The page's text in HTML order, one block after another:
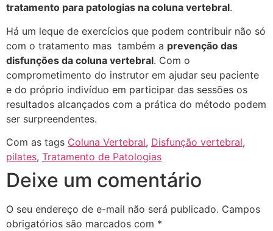
tratamento para patologias na coluna vertebral.
Há um leque de exercícios que podem contribuir não só
com o tratamento mas também a prevenção das
disfunções da coluna vertebral. Com o
comprometimento do instrutor em ajudar seu paciente
e do próprio indivíduo em participar das sessões os
resultados alcançados com a prática do método podem
ser surpreendentes.
Com as tags Coluna Vertebral, Disfunção vertebral,
pilates, Tratamento de Patologias
Deixe um comentário
O seu endereço de e-mail não será publicado. Campos
obrigatórios são marcados com *